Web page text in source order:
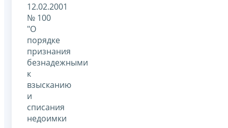
12.02.2001
№ 100
"О
порядке
признания
безнадежными
к
взысканию
и
списания
недоимки